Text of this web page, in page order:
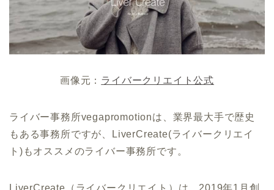
画像元： ライバークリエイト公式
ライバー事務所vegapromotionは、業界最大手で歴史
もある事務所ですが、LiverCreate(ライバークリエイ
ト)もオススメのライバー事務所です。
LiverCreate（ライバークリエイト）は、2019年1月創